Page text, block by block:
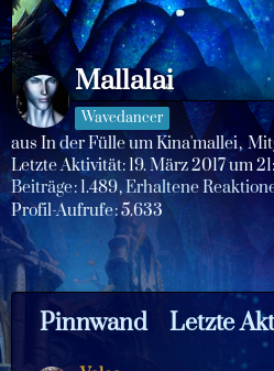
Mallalai
Wavedancer
aus In der Fülle um Kina'mallei
Letzte Aktivität: 19. März 2017 um
Beiträge 1.489 Erhaltene
Profil-Aufrufe 5.633
Pinnwand Letzte